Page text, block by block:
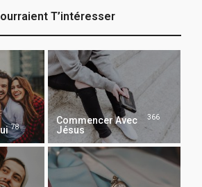
T’intéresser
78
Commencer Avec
Jésus
366